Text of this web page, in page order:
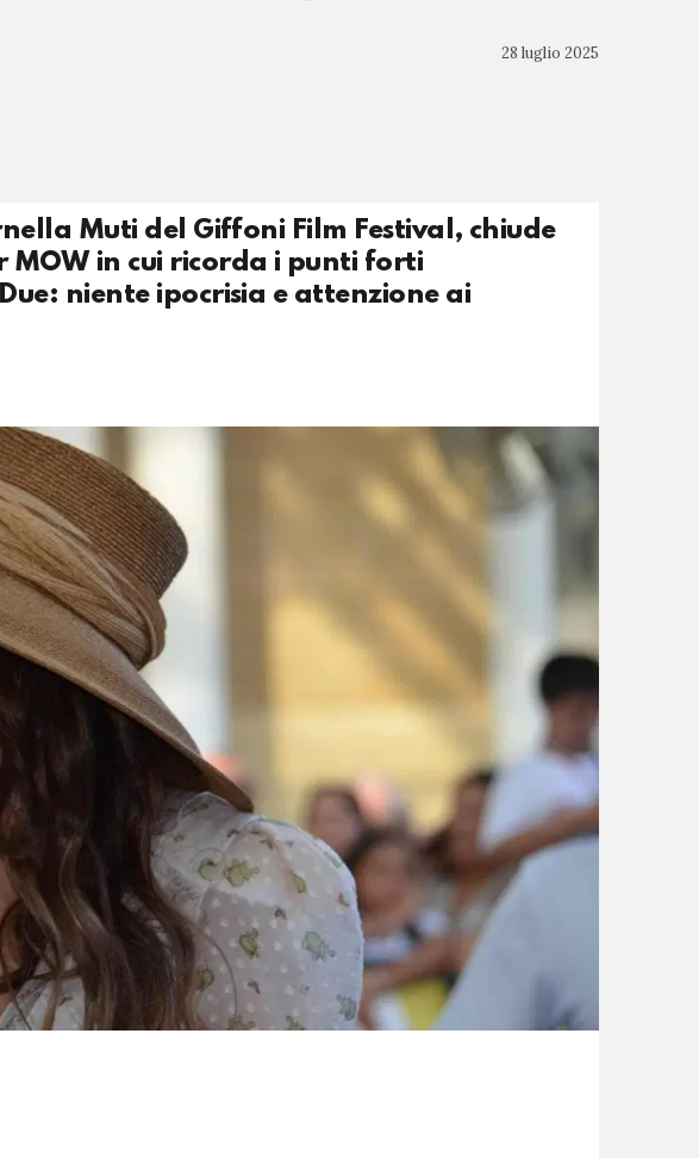
28 luglio 2025
Muti del Giffoni Film Festival, chiude
MOW in cui ricorda i punti forti
niente ipocrisia e attenzione ai